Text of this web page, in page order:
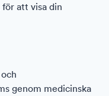
att visa din
genom medicinska